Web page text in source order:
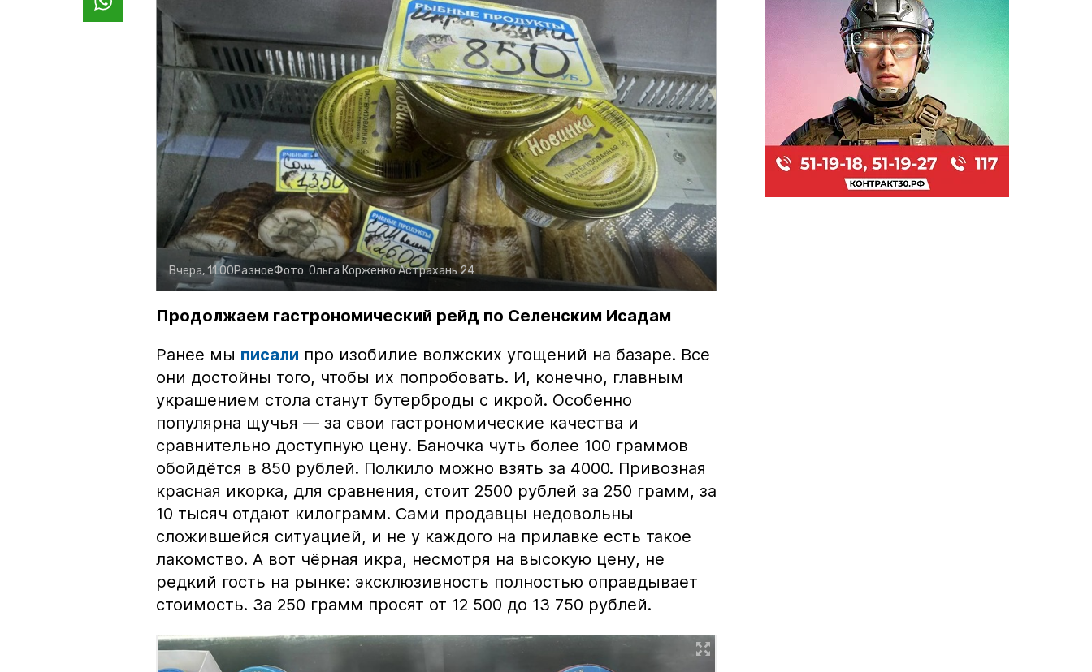
Вчера, 11:00РазноеФото: Ольга КорженкоАстрахань 24
Продолжаем гастрономический рейд по Селенским Исадам
Ранее мы писали про изобилие волжских угощений на базаре. Все
они достойны того, чтобы их попробовать. И, конечно, главным
украшением стола станут бутерброды с икрой. Особенно
популярна щучья — за свои гастрономические качества и
сравнительно доступную цену. Баночка чуть более 100 граммов
обойдётся в 850 рублей. Полкило можно взять за 4000. Привозная
красная икорка, для сравнения, стоит 2500 рублей за 250 грамм, за
10 тысяч отдают килограмм. Сами продавцы недовольны
сложившейся ситуацией, и не у каждого на прилавке есть такое
лакомство. А вот чёрная икра, несмотря на высокую цену, не
редкий гость на рынке: эксклюзивность полностью оправдывает
стоимость. За 250 грамм просят от 12 500 до 13 750 рублей.